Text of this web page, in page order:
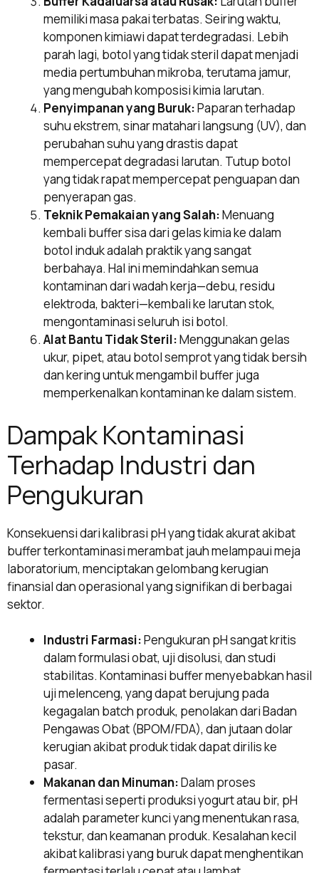
memiliki masa pakai terbatas. Seiring waktu,
komponen kimiawi dapat terdegradasi. Lebih
parah lagi, botol yang tidak steril dapat menjadi
media pertumbuhan mikroba, terutama jamur,
yang mengubah komposisi kimia larutan.
Penyimpanan yang Buruk:Paparan terhadap
suhu ekstrem, sinar matahari langsung (UV), dan
perubahan suhu yang drastis dapat
mempercepat degradasi larutan. Tutup botol
yang tidak rapat mempercepat penguapan dan
penyerapan gas.
Teknik Pemakaian yang Salah:Menuang
kembali buffer sisa dari gelas kimia ke dalam
botol induk adalah praktik yang sangat
berbahaya. Hal ini memindahkan semua
kontaminan dari wadah kerja—debu, residu
elektroda, bakteri—kembali ke larutan stok,
mengontaminasi seluruh isi botol.
Alat Bantu Tidak Steril:Menggunakan gelas
ukur, pipet, atau botol semprot yang tidak bersih
dan kering untuk mengambil buffer juga
memperkenalkan kontaminan ke dalam sistem.
Dampak Kontaminasi
Terhadap Industri dan
Pengukuran
Konsekuensi dari kalibrasi pH yang tidak akurat akibat
buffer terkontaminasi merambat jauh melampaui meja
laboratorium, menciptakan gelombang kerugian
finansial dan operasional yang signifikan di berbagai
sektor.
Industri Farmasi:Pengukuran pH sangat kritis
dalam formulasi obat, uji disolusi, dan studi
stabilitas. Kontaminasi buffer menyebabkan hasil
uji melenceng, yang dapat berujung pada
kegagalan batch produk, penolakan dari Badan
Pengawas Obat (BPOM/FDA), dan jutaan dolar
kerugian akibat produk tidak dapat dirilis ke
pasar.
Makanan dan Minuman:Dalam proses
fermentasi seperti produksi yogurt atau bir, pH
adalah parameter kunci yang menentukan rasa,
tekstur, dan keamanan produk. Kesalahan kecil
akibat kalibrasi yang buruk dapat menghentikan